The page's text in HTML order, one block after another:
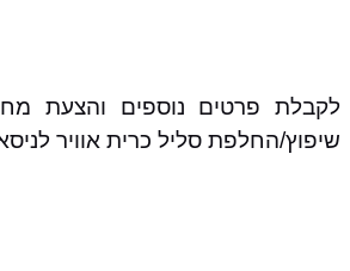
לקבלת פרטים נוספים והצעת
שיפוץ/החלפת סליל כרית אוויר